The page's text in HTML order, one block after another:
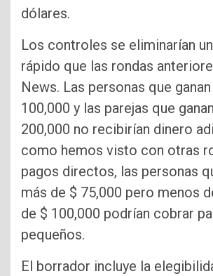
dólares.
Los controles se eliminarían
rápido que las rondas
News. Las personas que
100,000 y las parejas que
200,000 no recibirían dinero
como hemos visto con otras
pagos directos, las personas
más de $ 75,000 pero menos
de $ 100,000 podrían cobrar
pequeños.
El borrador incluye la